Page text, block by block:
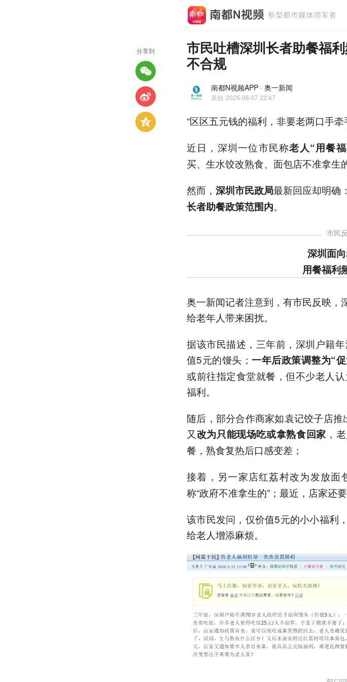
市民吐槽深圳长者助餐福
不合规
南都N视频APP · 奥一新闻
原创 2026-06-07 22:47
“区区五元钱的福利，非要老两口手牵
近日，深圳一位市民称老人“用餐
买、生水饺改熟食、面包店不准拿
然而， 深圳市民政局最新回应却明确
长者助餐政策范围内。
市民
深圳面
用餐福利
奥一新闻记者注意到，有市民反映，
给老年人带来困扰。
据该市民描述，三年前，深圳户籍
值5元的馒头； 一年后政策调整为“
或前往指定食堂就餐，但不少老人
福利。
随后，部分合作商家如袁记饺子店
又改为只能现场吃或拿熟食回家 ，
餐，熟食复热后口感变差；
接着，另一家店红荔村改为发放面
称“政府不准拿生的”；最近，店家还
该市民发问，仅价值5元的小小福利
给老人增添麻烦。
分享到